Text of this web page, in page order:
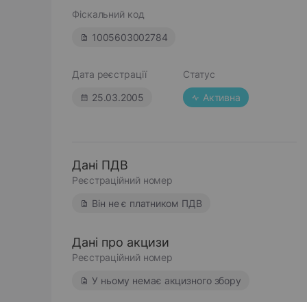
Фіскальний код
1005603002784
Дата реєстрації
25.03.2005
Статус
Активна
Дані ПДВ
Реєстраційний номер
Він не є платником ПДВ
Дані про акцизи
Реєстраційний номер
У ньому немає акцизного збору